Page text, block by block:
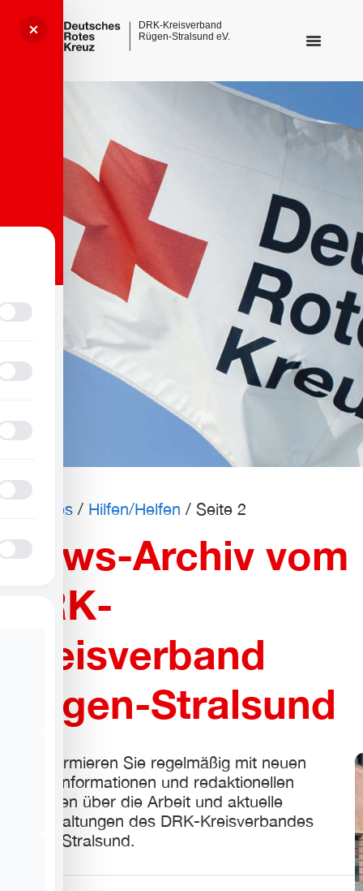
Aktuelles / Hilfen/Helfen / Seite 2
News-Archiv vom
DRK-
Kreisverband
Rügen-Stralsund
Wir informieren Sie regelmäßig mit neuen
Presseinformationen und redaktionellen
Beiträgen über die Arbeit und aktuelle
Veranstaltungen des DRK-Kreisverbandes
Rügen-Stralsund.
Sehbehinderungsmodus
Profil für Anfallsicherheit
ADHD-freundlicher Modus
Epilepsie-sicherer Modus